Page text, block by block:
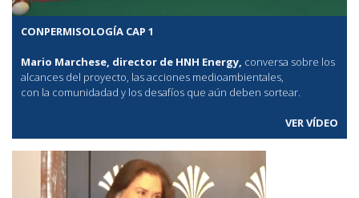
CONPERMISOLOGÍA CAP 1
Mario Marchese, director de HNH Energy, conversa sobre los
alcances del proyecto, las acciones medioambientales,
con la comunidadad y los desafíos que aún deben sortear.
VER VÍDEO